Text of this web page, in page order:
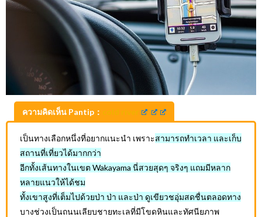
ความคิดเห็น Pantip：
เป็นทางเลือกหนึ่งที่อยากแนะนำ เพราะสามารถทำเวลา และเก็บ
สถานที่เที่ยวได้มากกว่า
อีกทั้งเส้นทางในเขต Wakayama นี่สวยสุดๆ จริงๆ แถมมีหลาก
หลายแนวให้ได้ชม
ทั้งเขาสูงที่เต็มไปด้วยป่า ป่า และป่า ดูเขียวชอุ่มสดชื่นตลอดทาง
บางช่วงเป็นถนนเลียบชายทะเลที่มีโขดหินและทัศนียภาพ